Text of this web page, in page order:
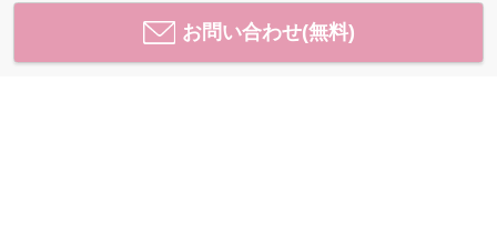
お問い合わせ(無料)